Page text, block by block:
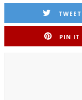
TWEET
PIN IT